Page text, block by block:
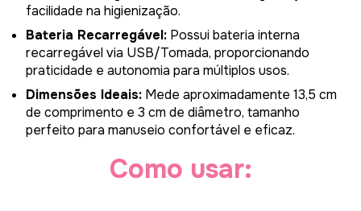
facilidade na higienização.
Bateria Recarregável: Possui bateria interna
recarregável via USB/Tomada, proporcionando
praticidade e autonomia para múltiplos usos.
Dimensões Ideais: Mede aproximadamente 13,5 cm
de comprimento e 3 cm de diâmetro, tamanho
perfeito para manuseio confortável e eficaz.
Como usar: